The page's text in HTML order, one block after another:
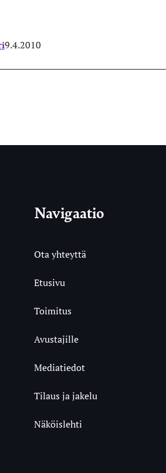
9.4.2010
Navigaatio
Ota yhteyttä
Etusivu
Toimitus
Avustajille
Mediatiedot
Tilaus ja jakelu
Näköislehti